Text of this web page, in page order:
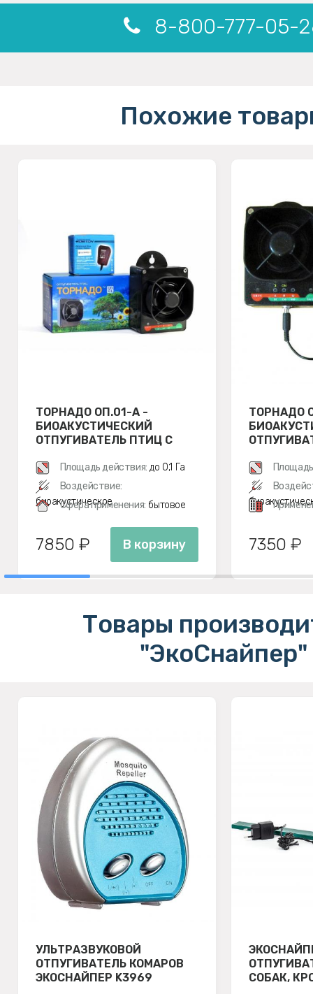
8-800-777-05-
Похожие
ТОРНАДО ОП.01-А -
БИОАКУСТИЧЕСКИЙ
ОТПУГИВАТЕЛЬ ПТИЦ С
Площадь действия: до 0,1 Га
Воздействие:
биоакустическое
Сфера применения: бытовое
7850 ₽ В корзину
ТОРНАДО
7350 ₽
Товары
"ЭкоСнайпер"
УЛЬТРАЗВУКОВОЙ
ОТПУГИВАТЕЛЬ КОМАРОВ
ЭКОСНАЙПЕР K3969
СОБАК,